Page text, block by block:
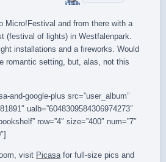
Micro!Festival and from there with a
(festival of lights) in Westfalenpark.
installations and a fireworks. Would
romantic setting, but, alas, not this
and-google-plus src=”user_album”
ualb=”6048309584306974273″
row=”4″ size=”400″ num=”7″
visit Picasa for full-size pics and